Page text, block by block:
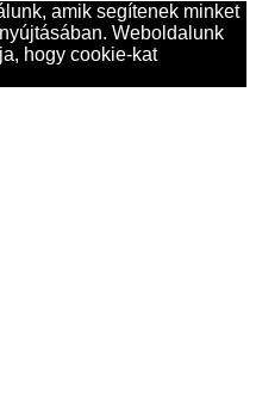
amik segítenek minket
Weboldalunk
hogy cookie-kat